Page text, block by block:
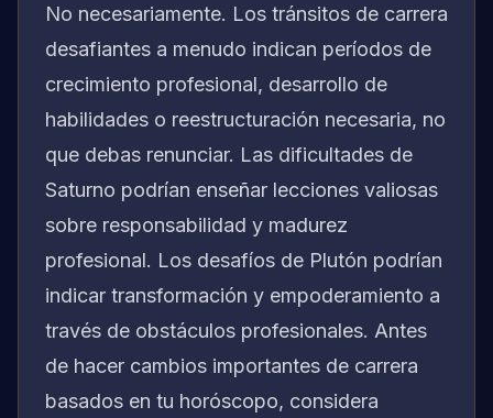
No necesariamente. Los tránsitos de carrera
desafiantes a menudo indican períodos de
crecimiento profesional, desarrollo de
habilidades o reestructuración necesaria, no
que debas renunciar. Las dificultades de
Saturno podrían enseñar lecciones valiosas
sobre responsabilidad y madurez
profesional. Los desafíos de Plutón podrían
indicar transformación y empoderamiento a
través de obstáculos profesionales. Antes
de hacer cambios importantes de carrera
basados en tu horóscopo, considera